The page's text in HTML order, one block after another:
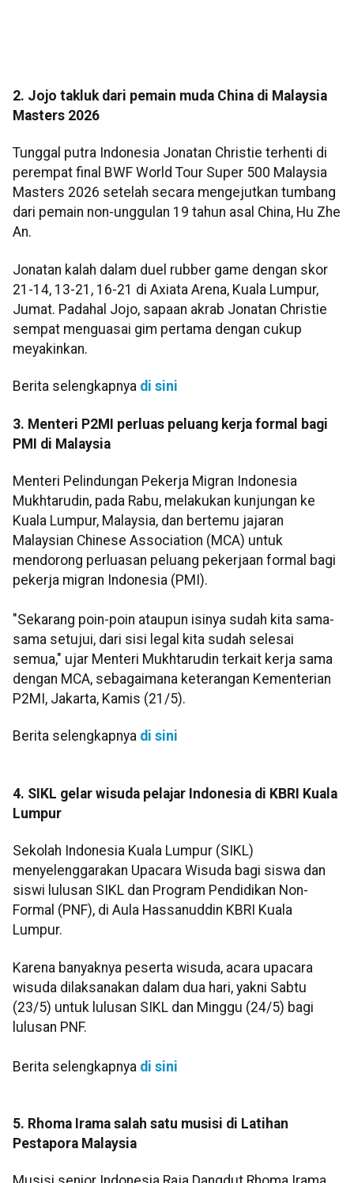
2. Jojo takluk dari pemain muda China di Malaysia
Masters 2026
Tunggal putra Indonesia Jonatan Christie terhenti di
perempat final BWF World Tour Super 500 Malaysia
Masters 2026 setelah secara mengejutkan tumbang
dari pemain non-unggulan 19 tahun asal China, Hu Zhe
An.
Jonatan kalah dalam duel rubber game dengan skor
21-14, 13-21, 16-21 di Axiata Arena, Kuala Lumpur,
Jumat. Padahal Jojo, sapaan akrab Jonatan Christie
sempat menguasai gim pertama dengan cukup
meyakinkan.
Berita selengkapnya di sini
3. Menteri P2MI perluas peluang kerja formal bagi
PMI di Malaysia
Menteri Pelindungan Pekerja Migran Indonesia
Mukhtarudin, pada Rabu, melakukan kunjungan ke
Kuala Lumpur, Malaysia, dan bertemu jajaran
Malaysian Chinese Association (MCA) untuk
mendorong perluasan peluang pekerjaan formal bagi
pekerja migran Indonesia (PMI).
"Sekarang poin-poin ataupun isinya sudah kita sama-
sama setujui, dari sisi legal kita sudah selesai
semua," ujar Menteri Mukhtarudin terkait kerja sama
dengan MCA, sebagaimana keterangan Kementerian
P2MI, Jakarta, Kamis (21/5).
Berita selengkapnya di sini
4. SIKL gelar wisuda pelajar Indonesia di KBRI Kuala
Lumpur
Sekolah Indonesia Kuala Lumpur (SIKL)
menyelenggarakan Upacara Wisuda bagi siswa dan
siswi lulusan SIKL dan Program Pendidikan Non-
Formal (PNF), di Aula Hassanuddin KBRI Kuala
Lumpur.
Karena banyaknya peserta wisuda, acara upacara
wisuda dilaksanakan dalam dua hari, yakni Sabtu
(23/5) untuk lulusan SIKL dan Minggu (24/5) bagi
lulusan PNF.
Berita selengkapnya di sini
5. Rhoma Irama salah satu musisi di Latihan
Pestapora Malaysia